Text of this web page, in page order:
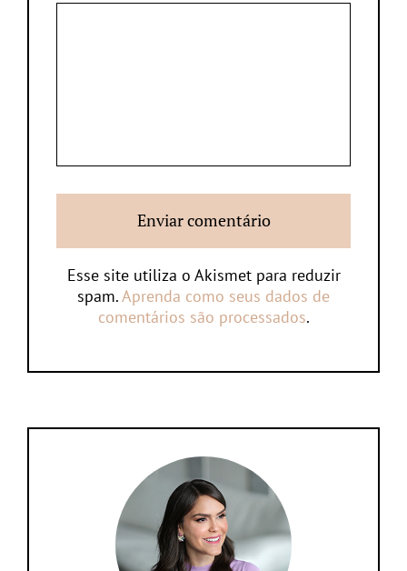
Esse site utiliza o Akismet para reduzir
spam.Aprenda como seus dados de
comentários são processados.